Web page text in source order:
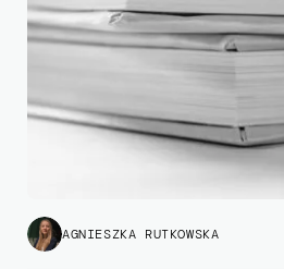
AGNIESZKA RUTKOWSKA